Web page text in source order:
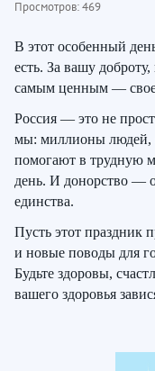
Просмотров:469
В этот особенный
есть. За вашу
самым ценным —
Россия — это не
мы: миллионы людей,
помогают в трудную
день. И донорство —
единства.
Пусть этот праздник
и новые поводы для
Будьте здоровы,
вашего здоровья